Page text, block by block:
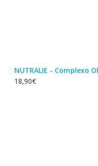
NUTRALIE - Complexo
18,90€